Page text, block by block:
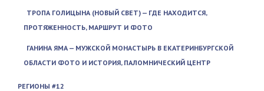
ТРОПА ГОЛИЦЫНА (НОВЫЙ СВЕТ) — ГДЕ НАХОДИТСЯ,
ПРОТЯЖЕННОСТЬ, МАРШРУТ И ФОТО
ГАНИНА ЯМА — МУЖСКОЙ МОНАСТЫРЬ В ЕКАТЕРИНБУРГСКОЙ
ОБЛАСТИ ФОТО И ИСТОРИЯ, ПАЛОМНИЧЕСКИЙ ЦЕНТР
РЕГИОНЫ #12